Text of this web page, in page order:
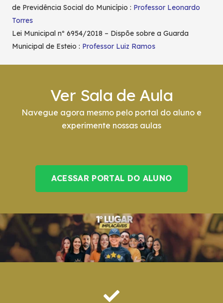
de Previdência Social do Município : Professor Leonardo
Torres
Lei Municipal nº 6954/2018 – Dispõe sobre a Guarda
Municipal de Esteio : Professor Luiz Ramos
Ver Sala de Aula
Navegue agora mesmo pelo portal do aluno e
experimente nossas aulas
ACESSAR PORTAL DO ALUNO